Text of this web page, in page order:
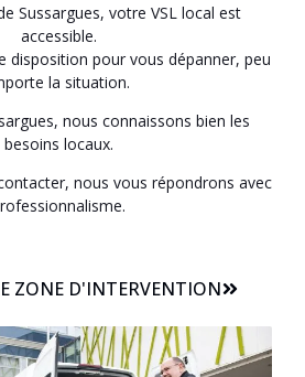
Sussargues, votre VSL local est
accessible.
disposition pour vous dépanner, peu
la situation.
nous connaissons bien les
besoins locaux.
nous vous répondrons avec
ZONE D'INTERVENTION